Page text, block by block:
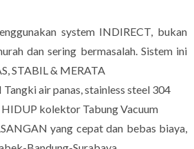
system INDIRECT, bukan
dan sering bermasalah. Sistem ini
STABIL & MERATA
air panas, stainless steel 304
kolektor Tabung Vacuum
yang cepat dan bebas biaya,